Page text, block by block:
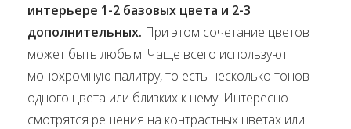
интерьере 1-2 базовых цвета и 2-3
дополнительных. При этом сочетание цветов
может быть любым. Чаще всего используют
монохромную палитру, то есть несколько тонов
одного цвета или близких к нему. Интересно
смотрятся решения на контрастных цветах или